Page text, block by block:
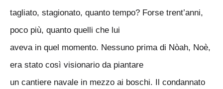
tagliato, stagionato, quanto tempo? Forse trent’anni,
poco più, quanto quelli che lui
aveva in quel momento. Nessuno prima di Nòah, Noè,
era stato così visionario da piantare
un cantiere navale in mezzo ai boschi. Il condannato